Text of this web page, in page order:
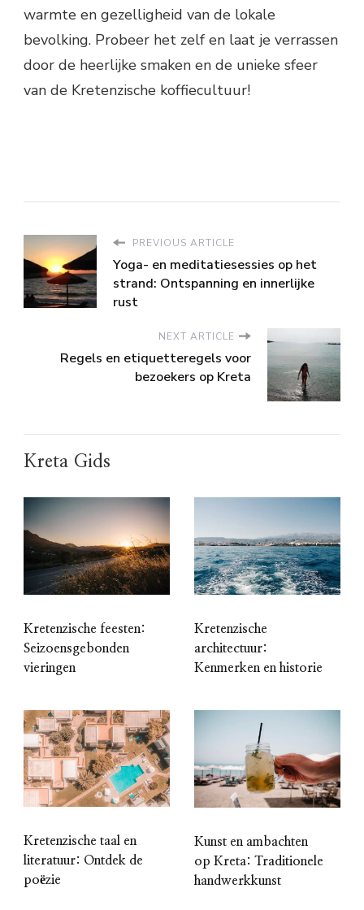
warmte en gezelligheid van de lokale
bevolking. Probeer het zelf en laat je verrassen
door de heerlijke smaken en de unieke sfeer
van de Kretenzische koffiecultuur!
PREVIOUS ARTICLE
Yoga- en meditatiesessies op het
strand: Ontspanning en innerlijke
rust
NEXT ARTICLE
Regels en etiquetteregels voor
bezoekers op Kreta
Kreta Gids
Kretenzische feesten:
Seizoensgebonden
vieringen
Kretenzische
architectuur:
Kenmerken en historie
Kretenzische taal en
literatuur: Ontdek de
poëzie
Kunst en ambachten
op Kreta: Traditionele
handwerkkunst